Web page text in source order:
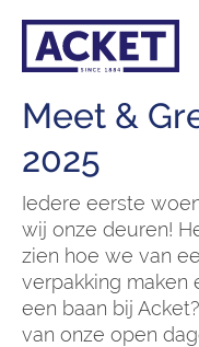
Meet &
2025
Iedere eerste
wij onze deuren!
zien hoe we van
verpakking maken
een baan bij
van onze open